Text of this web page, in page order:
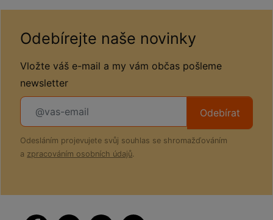
Odebírejte naše novinky
Vložte váš e-mail a my vám občas pošleme
newsletter
Odebírat
Odesláním projevujete svůj souhlas se shromažďováním
a zpracováním osobních údajů.